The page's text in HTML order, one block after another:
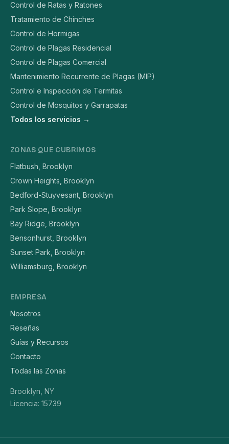
Control de Ratas y Ratones
Tratamiento de Chinches
Control de Hormigas
Control de Plagas Residencial
Control de Plagas Comercial
Mantenimiento Recurrente de Plagas (MIP)
Control e Inspección de Termitas
Control de Mosquitos y Garrapatas
Todos los servicios →
ZONAS QUE CUBRIMOS
Flatbush, Brooklyn
Crown Heights, Brooklyn
Bedford-Stuyvesant, Brooklyn
Park Slope, Brooklyn
Bay Ridge, Brooklyn
Bensonhurst, Brooklyn
Sunset Park, Brooklyn
Williamsburg, Brooklyn
EMPRESA
Nosotros
Reseñas
Guías y Recursos
Contacto
Todas las Zonas
Brooklyn, NY
Licencia: 15739